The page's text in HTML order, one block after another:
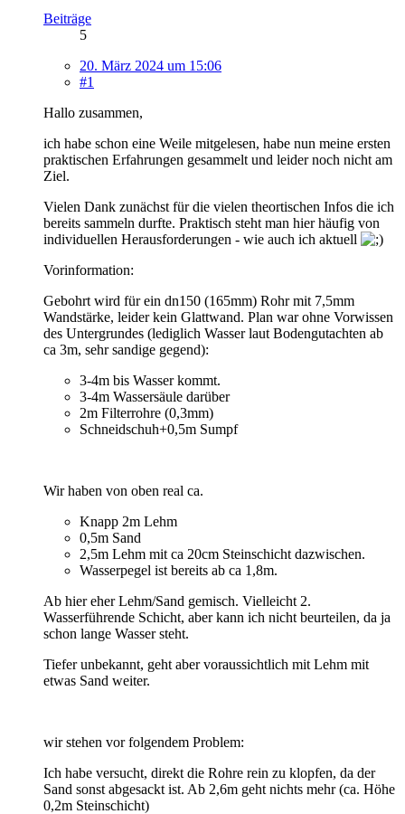
Beiträge
5
20. März 2024 um 15:06
#1
Hallo zusammen,
ich habe schon eine Weile mitgelesen, habe nun meine ersten
praktischen Erfahrungen gesammelt und leider noch nicht am
Ziel.
Vielen Dank zunächst für die vielen theortischen Infos die ich
bereits sammeln durfte. Praktisch steht man hier häufig von
individuellen Herausforderungen - wie auch ich aktuell
Vorinformation:
Gebohrt wird für ein dn150 (165mm) Rohr mit 7,5mm
Wandstärke, leider kein Glattwand. Plan war ohne Vorwissen
des Untergrundes (lediglich Wasser laut Bodengutachten ab
ca 3m, sehr sandige gegend):
3-4m bis Wasser kommt.
3-4m Wassersäule darüber
2m Filterrohre (0,3mm)
Schneidschuh+0,5m Sumpf
Wir haben von oben real ca.
Knapp 2m Lehm
0,5m Sand
2,5m Lehm mit ca 20cm Steinschicht dazwischen.
Wasserpegel ist bereits ab ca 1,8m.
Ab hier eher Lehm/Sand gemisch. Vielleicht 2.
Wasserführende Schicht, aber kann ich nicht beurteilen, da ja
schon lange Wasser steht.
Tiefer unbekannt, geht aber voraussichtlich mit Lehm mit
etwas Sand weiter.
wir stehen vor folgendem Problem:
Ich habe versucht, direkt die Rohre rein zu klopfen, da der
Sand sonst abgesackt ist. Ab 2,6m geht nichts mehr (ca. Höhe
0,2m Steinschicht)